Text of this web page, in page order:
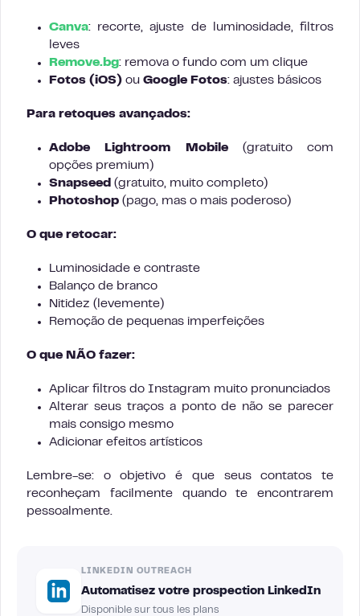
Canva: recorte, ajuste de luminosidade, filtros
leves
Remove.bg: remova o fundo com um clique
Fotos (iOS) ou Google Fotos: ajustes básicos
Para retoques avançados:
Adobe Lightroom Mobile(gratuito com
opções premium)
Snapseed (gratuito, muito completo)
Photoshop (pago, mas o mais poderoso)
O que retocar:
Luminosidade e contraste
Balanço de branco
Nitidez (levemente)
Remoção de pequenas imperfeições
O que NÃO fazer:
Aplicar filtros do Instagram muito pronunciados
Alterar seus traços a ponto de não se parecer
mais consigo mesmo
Adicionar efeitos artísticos
Lembre-se: o objetivo é que seus contatos te
reconheçam facilmente quando te encontrarem
pessoalmente.
LINKEDIN OUTREACH
Automatisez votre prospection LinkedIn
Disponible sur tous les plans